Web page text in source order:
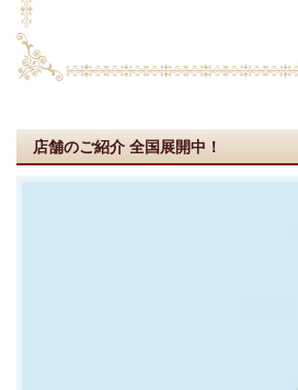
店舗のご紹介 全国展開中！